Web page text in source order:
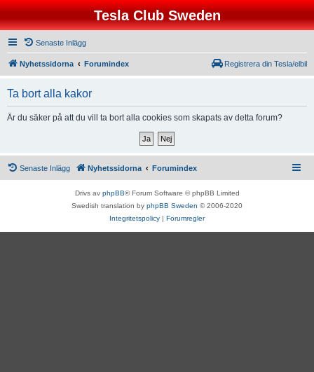
Tesla Club Sweden
Senaste Inlägg
Nyhetssidorna Forumindex Registrera din Tesla/elbil
Ta bort alla kakor
Är du säker på att du vill ta bort alla cookies som skapats av detta forum?
Senaste Inlägg Nyhetssidorna Forumindex
Drivs av phpBB® Forum Software © phpBB Limited
Swedish translation by phpBB Sweden © 2006-2020
Integritetspolicy | Forumregler